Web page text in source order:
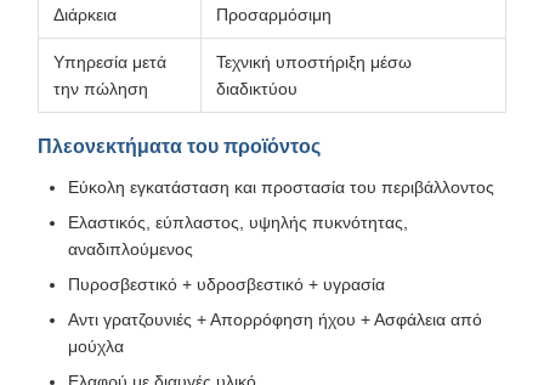
Διάρκεια Προσαρμόσιμη
Υπηρεσία μετά
την πώληση
Τεχνική υποστήριξη μέσω
διαδικτύου
Πλεονεκτήματα του προϊόντος
Εύκολη εγκατάσταση και προστασία του περιβάλλοντος
Ελαστικός, εύπλαστος, υψηλής πυκνότητας,
αναδιπλούμενος
Πυροσβεστικό + υδροσβεστικό + υγρασία
Αντι γρατζουνιές + Απορρόφηση ήχου + Ασφάλεια από
μούχλα